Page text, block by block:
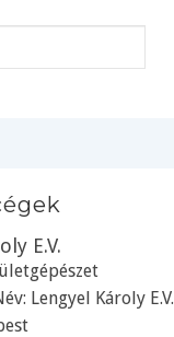
E.V.
Lengyel Károly E.V.